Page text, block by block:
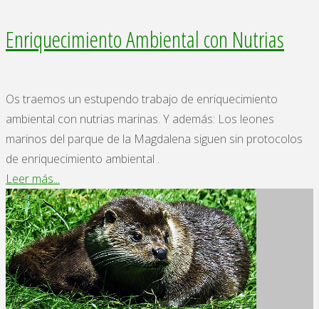
Enriquecimiento Ambiental con Nutrias
Os traemos un estupendo trabajo de enriquecimiento
ambiental con nutrias marinas. Y además: Los leones
marinos del parque de la Magdalena siguen sin protocolos
de enriquecimiento ambiental .
Leer más...
Ambiental
con
Nutrias"